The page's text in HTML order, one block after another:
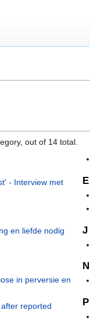
out of 14 total.
- Interview met
en liefde nodig
in perversie en
reported
E
J
N
P